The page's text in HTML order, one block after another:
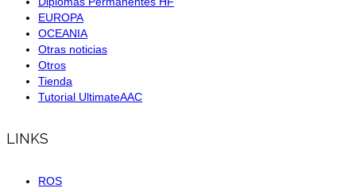
EUROPA
OCEANIA
Otras noticias
Otros
Tienda
Tutorial UltimateAAC
LINKS
ROS